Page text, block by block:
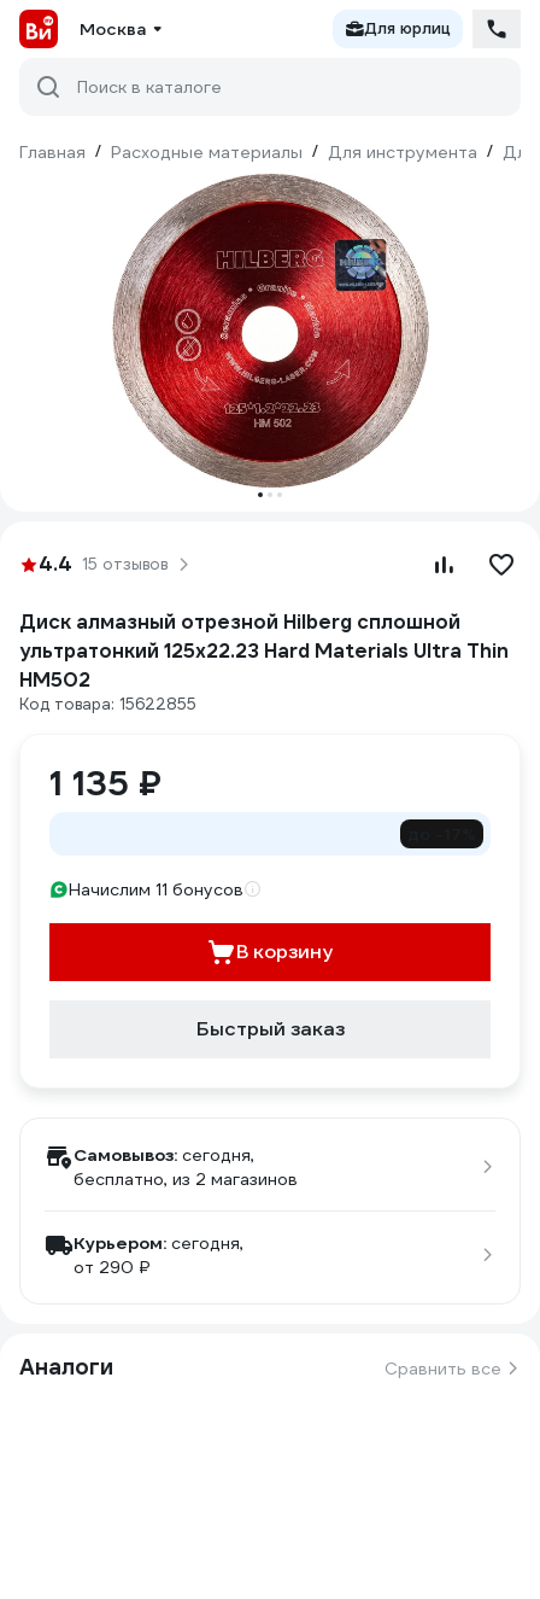
Москва Для юрлиц
Поиск в каталоге
Главная / Расходные материалы / Для инструмента / Для
4.4 15 отзывов
Диск алмазный отрезной Hilberg сплошной
ультратонкий 125x22.23 Hard Materials Ultra Thin
HM502
Код товара: 15622855
1 135 ₽
Начислим 11 бонусов
В корзину
Быстрый заказ
Самовывоз: сегодня,
бесплатно, из 2 магазинов
Курьером: сегодня,
от 290 ₽
Аналоги Сравнить все